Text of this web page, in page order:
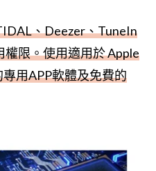
、Deezer、TuneIn
限。使用適用於 Apple
用APP軟體及免費的